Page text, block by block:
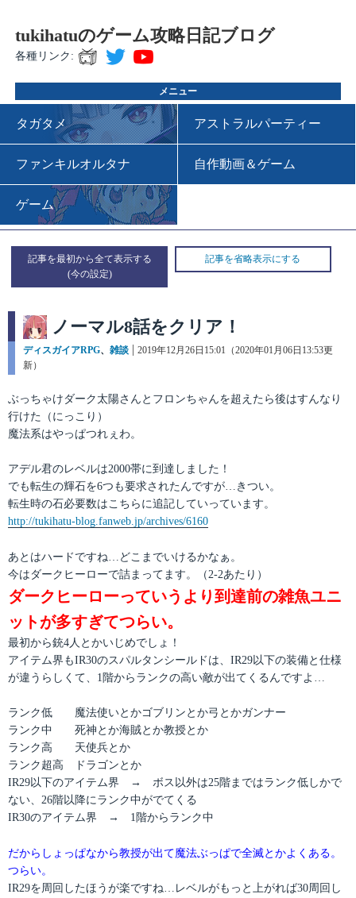
tukihatuのゲーム攻略日記ブログ
各種リンク:
メニュー
タガタメ アストラルパーティー
ファンキルオルタナ 自作動画＆ゲーム
ゲーム
記事を最初から全て表示する 記事を省略表示にする
ノーマル8話をクリア！
カ
テ
リ
ー
ディスガイアRPG、 雑談
投
2019年12月26日15:01（2020年01月06日13:53更
新）
ぶっちゃけダーク太陽さんとフロンちゃんを超えたら後はすんなり
行けた（にっこり）
魔法系はやっぱつれぇわ。
アデル君のレベルは2000帯に到達しました！
でも転生の輝石を6つも要求されたんですが…きつい。
転生時の石必要数はこちらに追記していっています。
http://tukihatu-blog.fanweb.jp/archives/6160
あとはハードですね…どこまでいけるかなぁ。
今はダークヒーローで詰まってます。（2-2あたり）
ダークヒーローっていうより到達前の雑魚ユニ
ットが多すぎてつらい。
最初から銃4人とかいじめでしょ！
アイテム界もIR30のスパルタンシールドは、IR29以下の装備と仕様
が違うらしくて、1階からランクの高い敵が出てくるんですよ…
ランク低 魔法使いとかゴブリンとか弓とかガンナー
ランク中 死神とか海賊とか教授とか
ランク高 天使兵とか
ランク超高 ドラゴンとか
IR29以下のアイテム界 → ボス以外は25階まではランク低しかで
ない、26階以降にランク中がでてくる
IR30のアイテム界 → 1階からランク中
だからしょっぱなから教授が出て魔法ぶっぱで全滅とかよくある。
つらい。
IR29を周回したほうが楽ですね…レベルがもっと上がれば30周回し